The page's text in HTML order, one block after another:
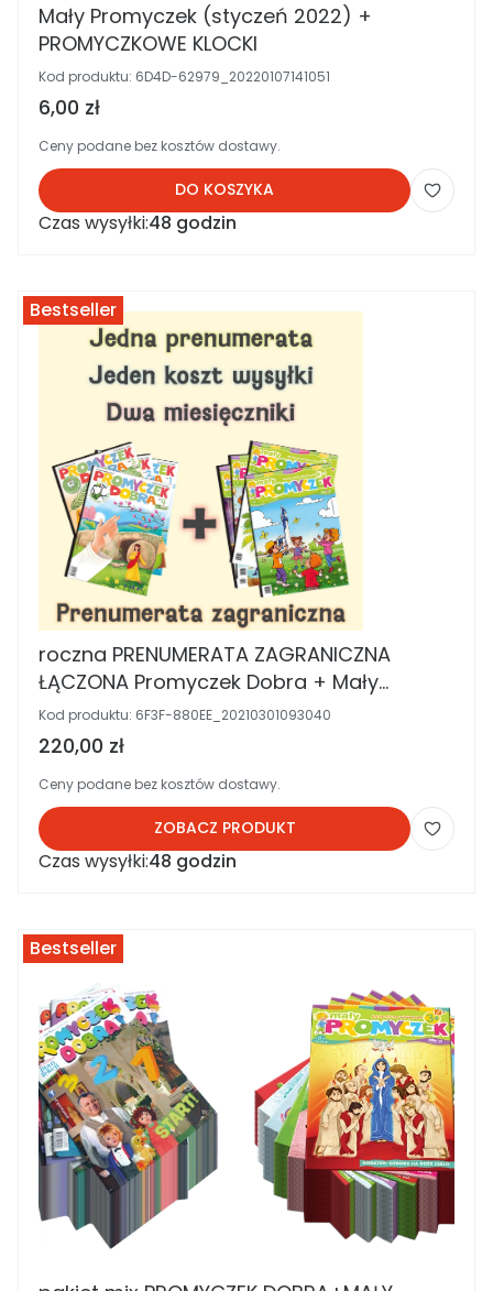
Mały Promyczek (styczeń 2022) +
PROMYCZKOWE KLOCKI
Kod produktu: 6D4D-62979_20220107141051
Cena brutto
6,00 zł
Ceny podane bez kosztów dostawy.
DO KOSZYKA
Czas wysyłki:48 godzin
Bestseller
roczna PRENUMERATA ZAGRANICZNA
ŁĄCZONA Promyczek Dobra + Mały
Promyczek
Kod produktu: 6F3F-880EE_20210301093040
Cena brutto
220,00 zł
Ceny podane bez kosztów dostawy.
ZOBACZ PRODUKT
Czas wysyłki:48 godzin
Bestseller